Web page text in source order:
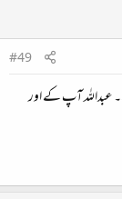
#49
عبداللہ آپ کے اور